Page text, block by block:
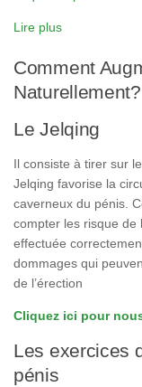
Lire plus
Comment
Naturellement?
Le Jelqing
Il consiste à tirer sur
Jelqing favorise la
caverneux du pénis.
compter les risque de
effectuée
dommages qui
de l’érection
Cliquez ici pour
Les exercices
pénis